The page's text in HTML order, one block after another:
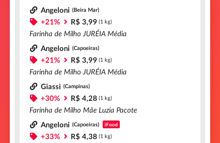
Angeloni (Beira Mar)
+21% R$ 3,99 (1 kg)
Farinha de Milho JURÉIA Média
Angeloni (Capoeiras)
+21% R$ 3,99 (1 kg)
Farinha de Milho JURÉIA Média
Giassi (Campinas)
+30% R$ 4,28 (1 kg)
Farinha de Milho Mãe Luzia Pacote
Angeloni (Capoeiras) iFood
+33% R$ 4,38 (1 kg)